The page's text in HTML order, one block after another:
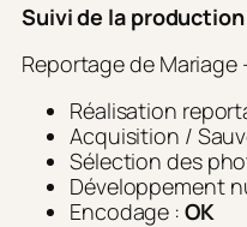
Suivi de la
Reportage de Mariage
Réalisation
Acquisition /
Sélection des
Développement
Encodage : OK